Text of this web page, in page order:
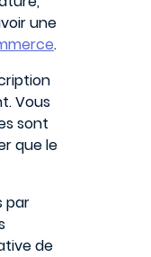
une
.
Vous
sont
que le
par
de